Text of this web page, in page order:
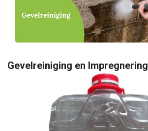
Gevelreiniging en Impregnering